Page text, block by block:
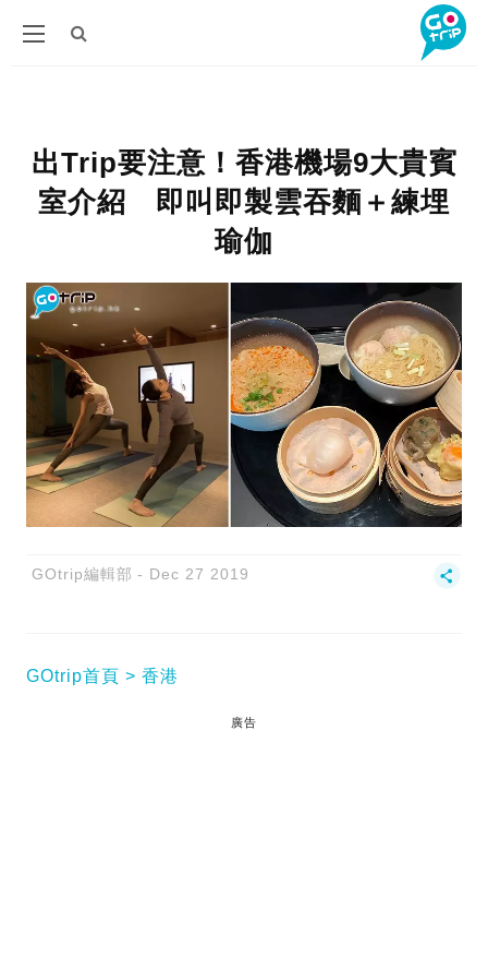
出Trip要注意！香港機場9大貴賓
室介紹 即叫即製雲吞麵＋練埋
瑜伽
GOtrip編輯部 Dec 27 2019
GOtrip首頁 香港
廣告